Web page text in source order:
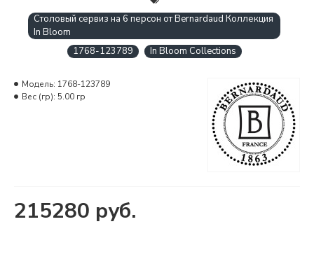
Столовый сервиз на 6 персон от Bernardaud Коллекция
In Bloom
1768-123789
In Bloom Collections
215280 руб.
Модель: 1768-123789
Вес (гр): 5.00 гр